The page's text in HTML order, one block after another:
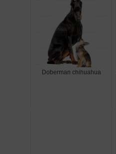
Doberman chihuahua